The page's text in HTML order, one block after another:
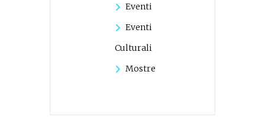
Eventi
Eventi
Culturali
Mostre